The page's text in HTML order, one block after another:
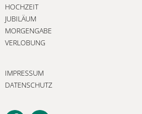
HOCHZEIT
JUBILÄUM
MORGENGABE
VERLOBUNG
IMPRESSUM
DATENSCHUTZ